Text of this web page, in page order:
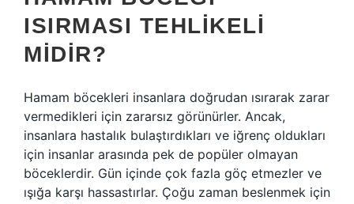
ISIRMASI TEHLIKELI
MIDIR?
Hamam böcekleri insanlara doğrudan ısırarak zarar
vermedikleri için zararsız görünürler. Ancak,
insanlara hastalık bulaştırdıkları ve iğrenç oldukları
için insanlar arasında pek de popüler olmayan
böceklerdir. Gün içinde çok fazla göç etmezler ve
ışığa karşı hassastırlar. Çoğu zaman beslenmek için